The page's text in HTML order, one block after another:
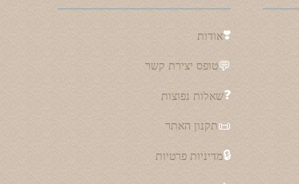
❣️אודות
💬טופס יצירת קשר
❓שאלות נפוצות
📜תקנון האתר
🔒מדיניות פרטיות